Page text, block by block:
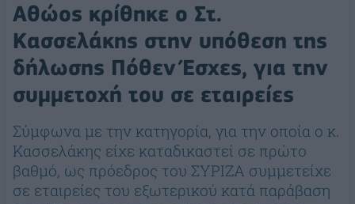
Αθώος κρίθηκε ο Στ.
Κασσελάκης στην υπόθεση της
δήλωσης Πόθεν Έσχες, για την
συμμετοχή του σε εταιρείες
Σύμφωνα με την κατηγορία, για την οποία ο κ.
Κασσελάκης είχε καταδικαστεί σε πρώτο
βαθμό, ως πρόεδρος του ΣΥΡΙΖΑ συμμετείχε
σε εταιρείες του εξωτερικού κατά παράβαση